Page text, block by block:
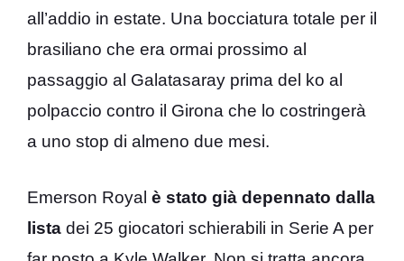
all’addio in estate. Una bocciatura totale per il
brasiliano che era ormai prossimo al
passaggio al Galatasaray prima del ko al
polpaccio contro il Girona che lo costringerà
a uno stop di almeno due mesi.
Emerson Royal è stato già depennato dalla
lista dei 25 giocatori schierabili in Serie A per